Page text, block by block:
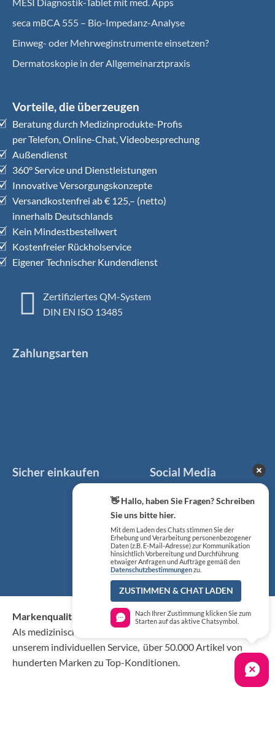
seca mBCA 555 – Bio-Impedanz-Analyse
Einweg- oder Mehrweginstrumente einsetzen?
Dermatoskopie in der Allgemeinarztpraxis
Vorteile, die überzeugen
Beratung durch Medizinprodukte-Profis
per Telefon, Online-Chat, Videobesprechung
Außendienst
360° Service und Dienstleistungen
Innovative Versorgungskonzepte
Versandkostenfrei ab € 125,– (netto)
innerhalb Deutschlands
Kein Mindestbestellwert
Kostenfreier Rückholservice
Eigener Technischer Kundendienst
Zertifiziertes QM-System
DIN EN ISO 13485
Zahlungsarten
Sicher einkaufen Social Media
Facebook
Instagram
YouTube
Markenqualität kaufen Sie günstig bei KS Medizintechnik
Als medizinischer Fachgroßhandel bieten wir Ihnen, neben
unserem individuellen Service, über 50.000 Artikel von
hunderten Marken zu Top-Konditionen.
👋 Hallo, haben Sie Fragen? Schreiben
Sie uns bitte hier.
Mit dem Laden des Chats stimmen Sie der
Erhebung und Verarbeitung personenbezogener
Daten (z.B. E-Mail-Adresse) zur Kommunikation
hinsichtlich Vorbereitung und Durchführung
etwaiger Anfragen und Aufträge gemäß den
Datenschutzbestimmungenzu.
ZUSTIMMEN & CHAT LADEN
Nach Ihrer Zustimmung klicken Sie zum
Starten auf das aktive Chatsymbol.